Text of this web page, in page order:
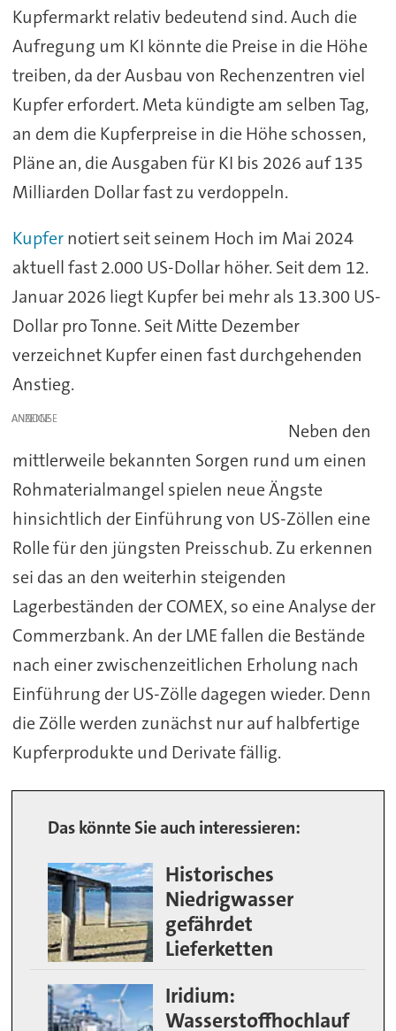
Kupfermarkt relativ bedeutend sind. Auch die
Aufregung um KI könnte die Preise in die Höhe
treiben, da der Ausbau von Rechenzentren viel
Kupfer erfordert. Meta kündigte am selben Tag,
an dem die Kupferpreise in die Höhe schossen,
Pläne an, die Ausgaben für KI bis 2026 auf 135
Milliarden Dollar fast zu verdoppeln.
Kupfernotiert seit seinem Hoch im Mai 2024
aktuell fast 2.000 US-Dollar höher. Seit dem 12.
Januar 2026 liegt Kupfer bei mehr als 13.300 US-
Dollar pro Tonne. Seit Mitte Dezember
verzeichnet Kupfer einen fast durchgehenden
Anstieg.
ANZEIGE
Neben den
mittlerweile bekannten Sorgen rund um einen
Rohmaterialmangel spielen neue Ängste
hinsichtlich der Einführung von US-Zöllen eine
Rolle für den jüngsten Preisschub. Zu erkennen
sei das an den weiterhin steigenden
Lagerbeständen der COMEX, so eine Analyse der
Commerzbank. An der LME fallen die Bestände
nach einer zwischenzeitlichen Erholung nach
Einführung der US-Zölle dagegen wieder. Denn
die Zölle werden zunächst nur auf halbfertige
Kupferprodukte und Derivate fällig.
Das könnte Sie auch interessieren:
Historisches
Niedrigwasser
gefährdet
Lieferketten
Iridium:
Wasserstoffhochlauf